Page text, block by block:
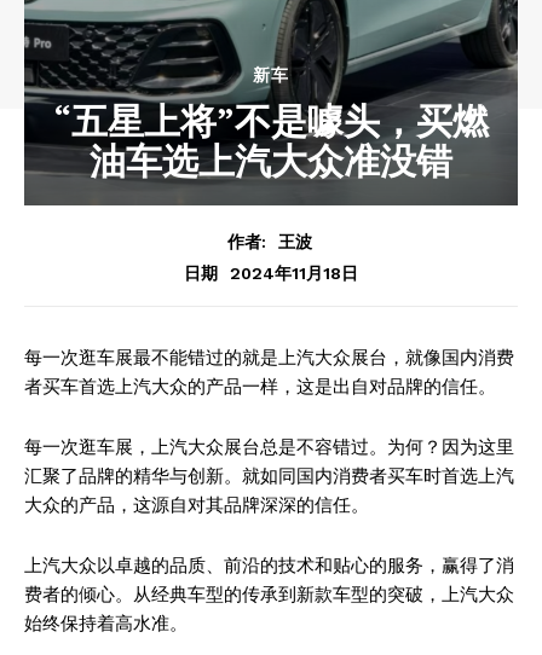
新车
“五星上将”不是噱头，买燃
油车选上汽大众准没错
作者:
王波
日期
2024年11月18日
每一次逛车展最不能错过的就是上汽大众展台，就像国内消费
者买车首选上汽大众的产品一样，这是出自对品牌的信任。
每一次逛车展，上汽大众展台总是不容错过。为何？因为这里
汇聚了品牌的精华与创新。就如同国内消费者买车时首选上汽
大众的产品，这源自对其品牌深深的信任。
上汽大众以卓越的品质、前沿的技术和贴心的服务，赢得了消
费者的倾心。从经典车型的传承到新款车型的突破，上汽大众
始终保持着高水准。